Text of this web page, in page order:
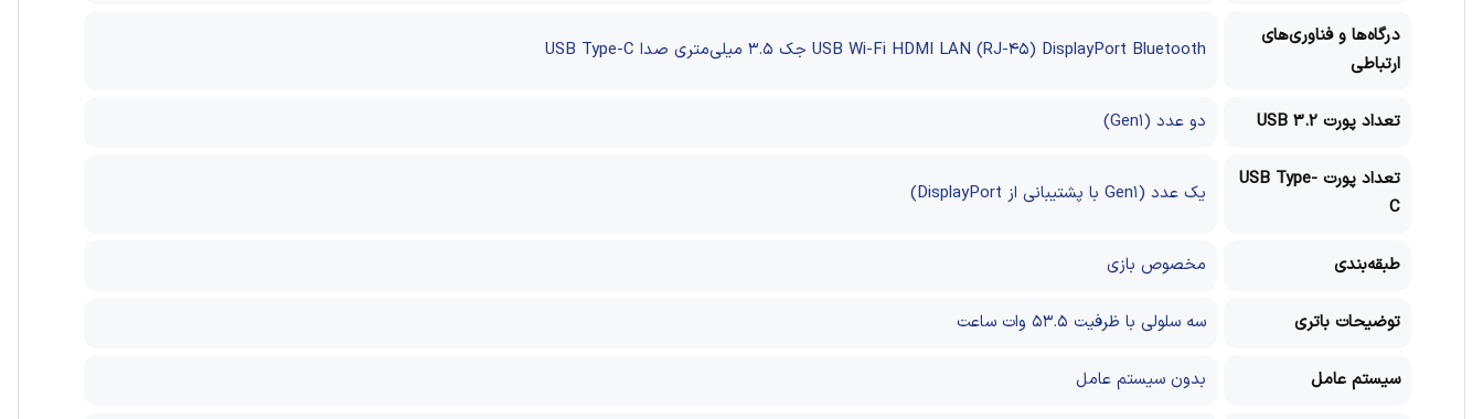
درگاه‌ها و فناوری‌های
ارتباطی
USB Wi-Fi HDMI LAN (RJ-۴۵) DisplayPort Bluetooth جک ۳.۵ میلی‌متری صدا USB Type-C
تعداد پورت USB 3.2 دو عدد (Gen۱)
تعداد پورت USB Type-
C
یک عدد (Gen۱ با پشتیبانی از DisplayPort)
طبقه‌بندی مخصوص بازی
توضیحات باتری سه سلولی با ظرفیت ۵۳.۵ وات ساعت
سیستم عامل بدون سیستم عامل